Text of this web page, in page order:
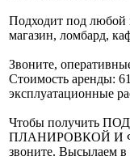
Подходит под любой
магазин, ломбард,
Звоните,
Стоимость аренды:
эксплуатационные
Чтобы получить
ПЛАНИРОВКОЙ И
звоните. Высылаем в